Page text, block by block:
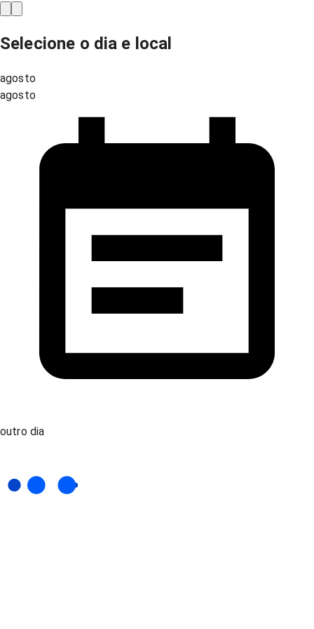
Selecione o dia e local
agosto
agosto
outro dia